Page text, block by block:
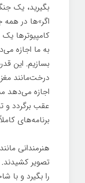
بگیرید، یک
اگر»ها در
کامپیوترها یک
به ما اجازه
بسازیم. این
درخت‌مانند
اجازه می‌دهد
عقب برگردد و
برنامه‌های
هنرمندانی
تصویر
را بگیرد و با